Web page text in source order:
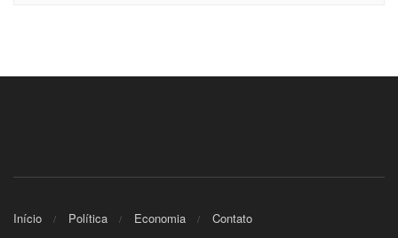
Início Política Economia Contato